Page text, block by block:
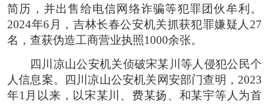
简历，并出售给电信网络诈骗等犯罪团伙牟利。
2024年6月，吉林长春公安机关抓获犯罪嫌疑人27
名，查获伪造工商营业执照1000余张。
四川凉山公安机关侦破宋某川等人侵犯公民个
人信息案。四川凉山公安机关网安部门查明，2023
年1月以来，以宋某川、费某扬、和某宇等人为首